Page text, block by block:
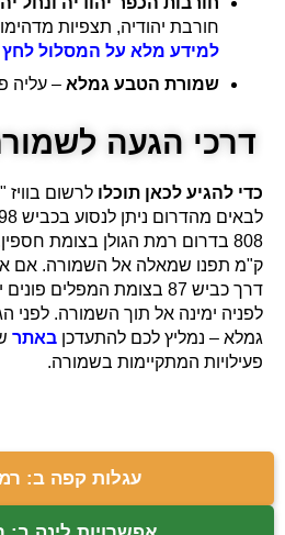
חורבת יהודיה, תצפיות
למידע מלא על המסלול לחץ
שמורת הטבע גמלא – עליה
דרכי הגעה
כדי להגיע לכאן תוכלו לרשום
ק"מ תפנו שמאלה אל השמורה. אם
לפניה ימינה אל תוך השמורה.
גמלא – נמליץ לכם להתעדכן באתר
פעילויות המתקיימות בשמורה.
עגלות קפה ב: